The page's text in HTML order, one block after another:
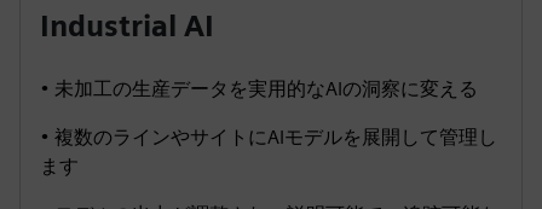
Industrial AI
• 未加工の生産データを実用的なAIの洞察に変える
• 複数のラインやサイトにAIモデルを展開して管理し
ます